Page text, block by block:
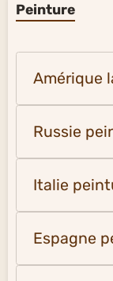
Peinture
Amérique
Russie
Italie
Espagne